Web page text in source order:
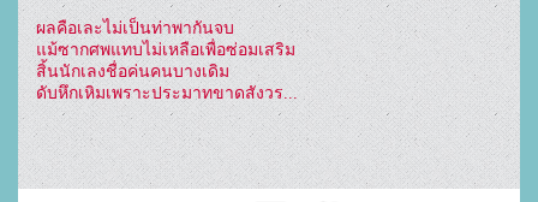
ผลคือเละไม่เป็นท่าพากันจบ
แม้ซากศพแทบไม่เหลือเพื่อซ่อมเสริม
สิ้นนักเลงชื่อค่นคนบางเดิม
ดับหึกเหิมเพราะประมาทขาดสังวร...